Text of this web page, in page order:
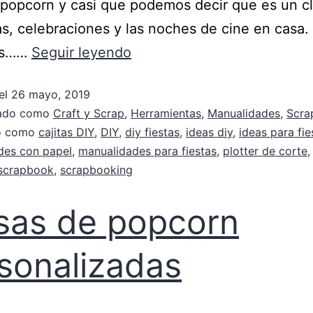
y casi que podemos decir que es un
celebraciones y las noches de cine en casa.
Seguir leyendo
26 mayo, 2019
como Craft y Scrap, Herramientas, Manualidades,
como cajitas DIY, DIY, diy fiestas, ideas diy, ideas para
con papel, manualidades para fiestas, plotter de corte,
, scrapbooking
de popcorn